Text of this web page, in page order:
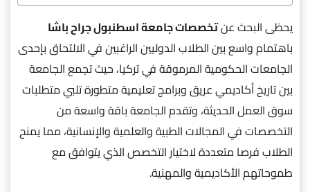
يحظى البحث عنتخصصات جامعة اسطنبول جراح باشا
باهتمام واسع بين الطلاب الدوليين الراغبين في الالتحاق بإحدى
الجامعات الحكومية المرموقة في تركيا، حيث تجمع الجامعة
بين تاريخ أكاديمي عريق وبرامج تعليمية متطورة تلبي متطلبات
سوق العمل الحديثة، وتقدم الجامعة باقة واسعة من
التخصصات في المجالات الطبية والعلمية والإنسانية، مما يمنح
الطلاب فرصا متعددة لاختيار التخصص الذي يتوافق مع
طموحاتهم الأكاديمية والمهنية.